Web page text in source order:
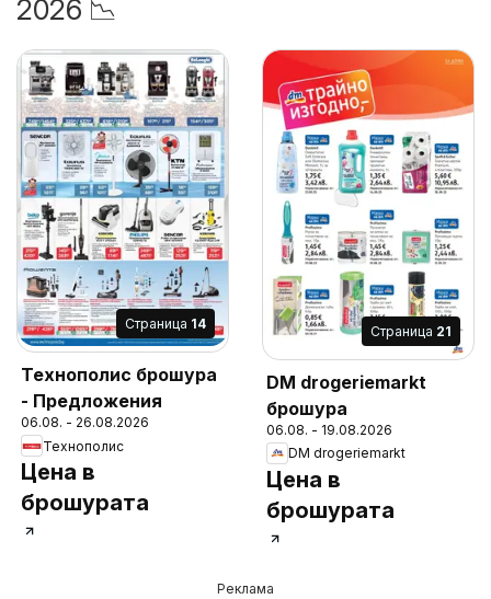
2026 📉
Cтраница 14
Технополис брошура
- Предложения
06.08. - 26.08.2026
Технополис
Цена в
брошурата
Cтраница 21
DM drogeriemarkt
брошура
06.08. - 19.08.2026
DM drogeriemarkt
Цена в
брошурата
Реклама